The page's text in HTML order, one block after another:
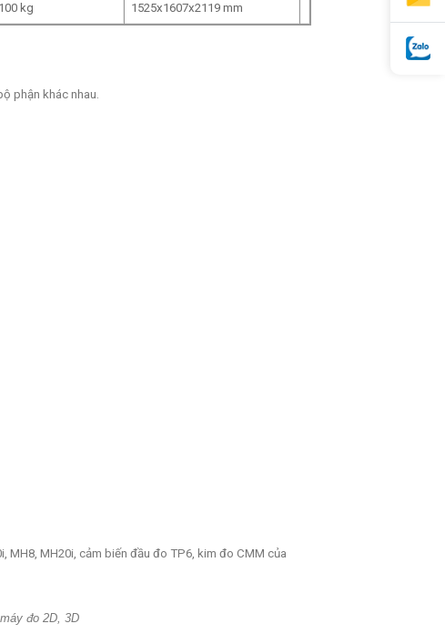
100 kg 1525x1607x2119 mm
phận khác nhau.
MH8, MH20i, cảm biến đầu đo TP6, kim đo CMM của
đo 2D, 3D